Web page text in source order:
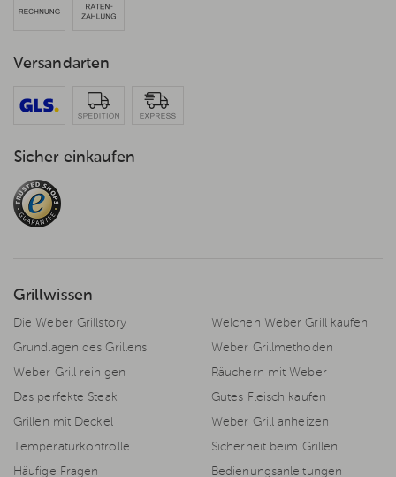
Versandarten
Sicher einkaufen
Grillwissen
Die Weber Grillstory
Welchen Weber Grill kaufen
Grundlagen des Grillens
Weber Grillmethoden
Weber Grill reinigen
Räuchern mit Weber
Das perfekte Steak
Gutes Fleisch kaufen
Grillen mit Deckel
Weber Grill anheizen
Temperaturkontrolle
Sicherheit beim Grillen
Häufige Fragen
Bedienungsanleitungen